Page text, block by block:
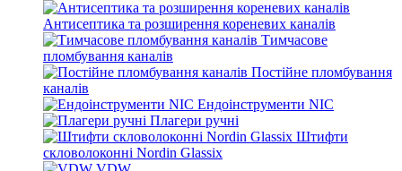
Антисептика та розширення кореневих каналів
Тимчасове
пломбування каналів
Постійне пломбування
каналів
Ендоінструменти NIC
Плагери ручні
Штифти
скловолоконні Nordin Glassix